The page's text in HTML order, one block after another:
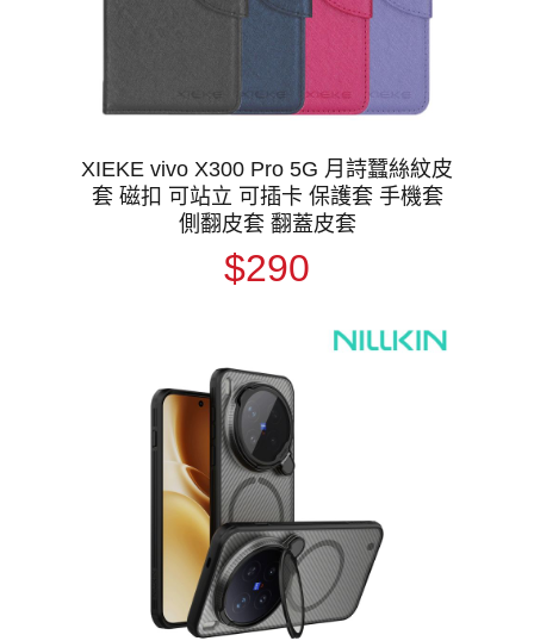
XIEKE vivo X300 Pro 5G 月詩蠶絲紋皮
套 磁扣 可站立 可插卡 保護套 手機套
側翻皮套 翻蓋皮套
$290